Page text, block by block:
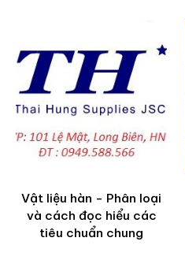
Vật liệu hàn - Phân loại
và cách đọc hiểu các
tiêu chuẩn chung